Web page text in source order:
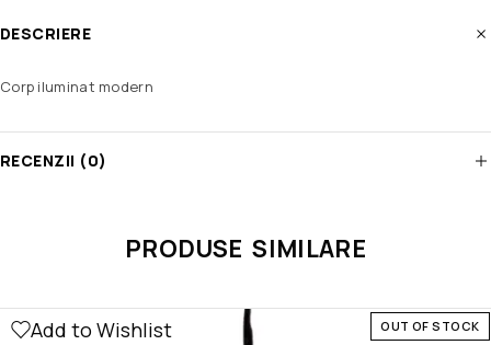
DESCRIERE
Corp iluminat modern
RECENZII (0)
PRODUSE SIMILARE
OUT OF STOCK
Add to Wishlist